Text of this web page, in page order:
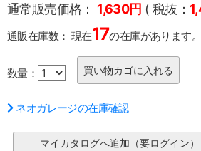
通常販売価格： 1,630円 ( 税抜：
通販在庫数： 現在17の在庫があります。
数量：
ネオガレージの在庫確認